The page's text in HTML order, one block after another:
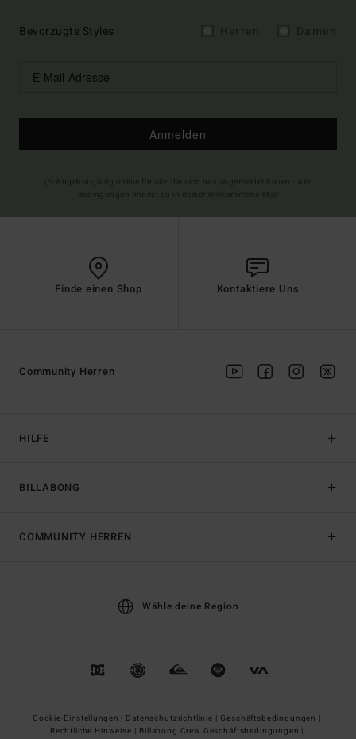
Bevorzugte Styles
Anmelden
Finde einen Shop Kontaktiere Uns
HILFE
BILLABONG
Community Herren
COMMUNITY HERREN
Wähle deine Region
Cookie-Einstellungen | Datenschutzrichtlinie | Geschäftsbedingungen |
Rechtliche Hinweise | Billabong Crew Geschäftsbedingungen |